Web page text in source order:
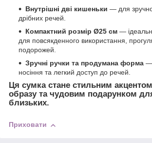
Внутрішні дві кишеньки — для
дрібних речей.
Компактний розмір Ø25 см —
для повсякденного використання,
подорожей.
Зручні ручки та продумана форма —
носіння та легкий доступ до речей.
Ця сумка стане стильним акцентом
образу та чудовим подарунком
близьких.
Приховати